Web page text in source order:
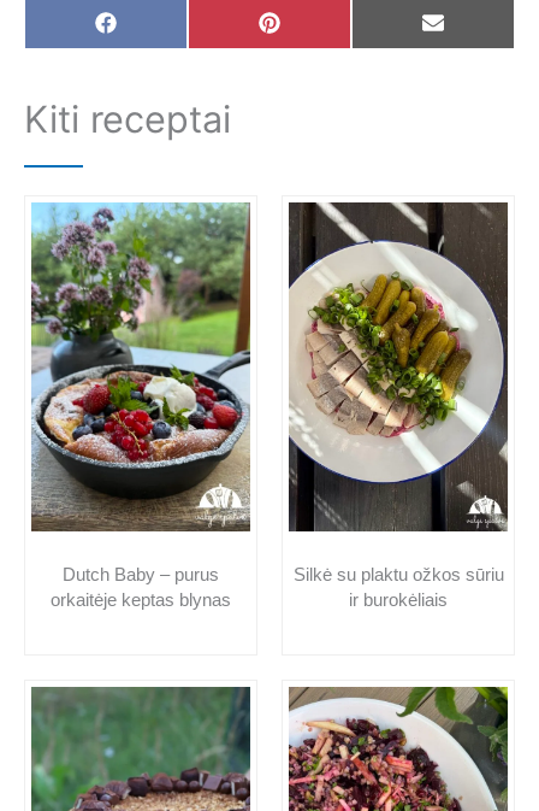
Share
on
F
a
b
o
Share
on
P
i
Share
on
E
m
Kiti receptai
Dutch Baby – purus
orkaitėje keptas blynas
Silkė su plaktu ožkos sūriu
ir burokėliais